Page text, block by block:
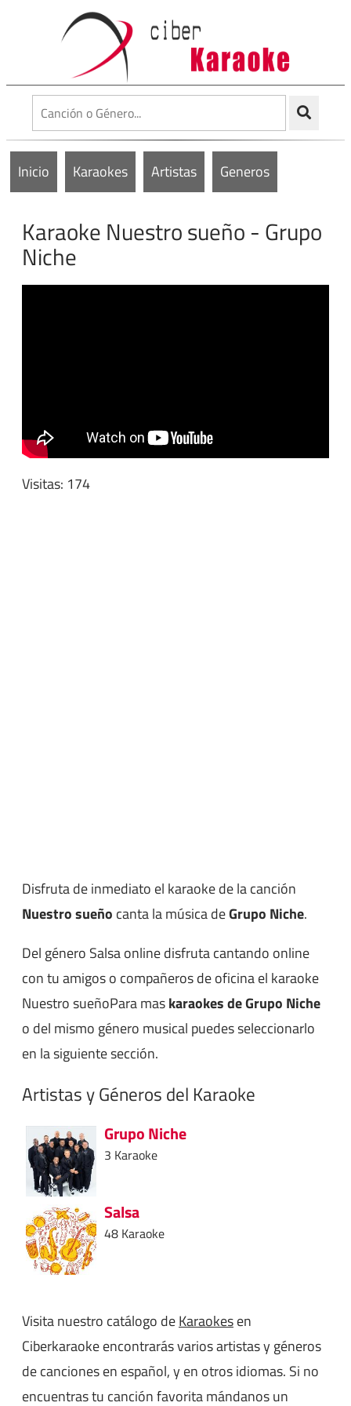
Inicio Karaokes Artistas Generos
Karaoke Nuestro sueño - Grupo
Niche
Visitas: 174
Disfruta de inmediato el karaoke de la canción
Nuestro sueño canta la música deGrupo Niche.
Del género Salsa online disfruta cantando online
con tu amigos o compañeros de oficina el karaoke
Nuestro sueñoPara maskaraokes de Grupo Niche
o del mismo género musical puedes seleccionarlo
en la siguiente sección.
Artistas y Géneros del Karaoke
Grupo Niche
3 Karaoke
Salsa
48 Karaoke
Visita nuestro catálogo deKaraokesen
Ciberkaraoke encontrarás varios artistas y géneros
de canciones en español, y en otros idiomas. Si no
encuentras tu canción favorita mándanos un